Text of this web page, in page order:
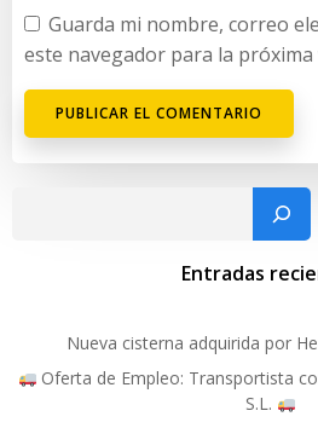
Guarda mi nombre, correo
este navegador para la próxima
Entradas
Nueva cisterna adquirida por
Oferta de Empleo: Transportista
S.L.